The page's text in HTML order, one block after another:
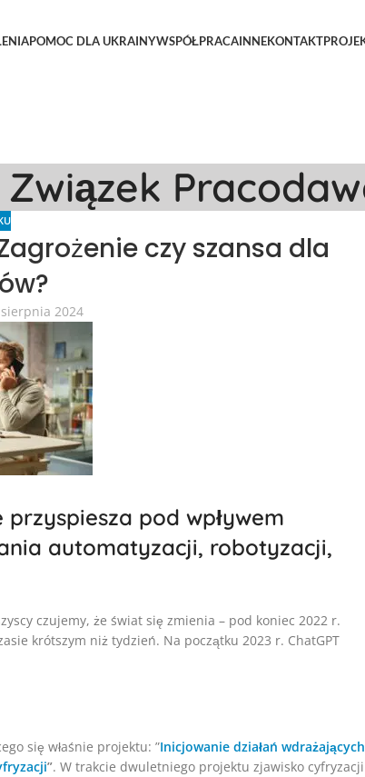
POMOC DLA UKRAINYWSPÓŁPRACAINNEKONTAKT
czy szansa dla
2024
pod wpływem
automatyzacji, robotyzacji,
czujemy, że świat się zmienia – pod koniec 2022 r.
krótszym niż tydzień. Na początku 2023 r. ChatGPT
się właśnie projektu: ”Inicjowanie działań wdrażających
”. W trakcie dwuletniego projektu zjawisko cyfryzacji